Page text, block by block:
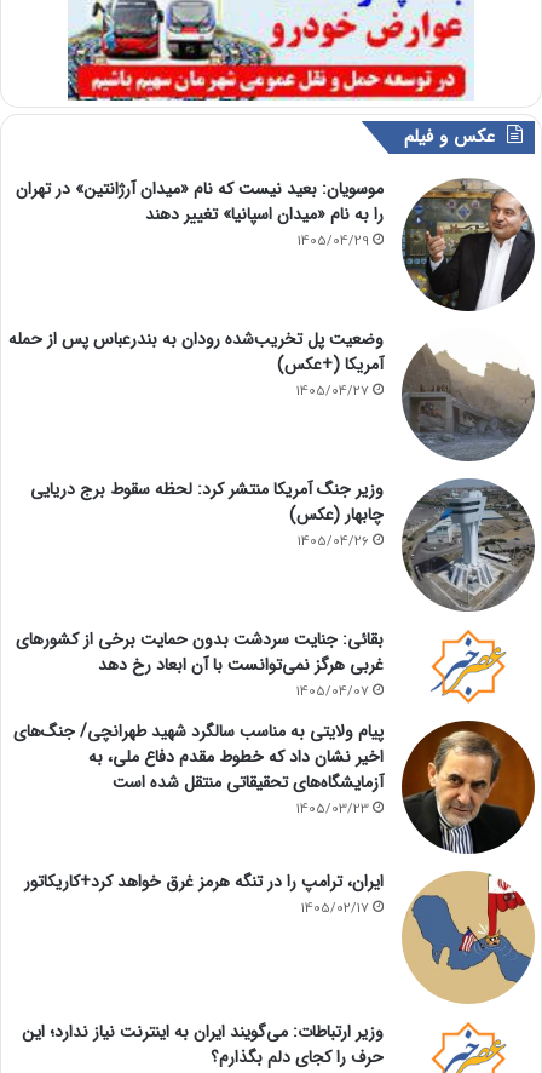
عکس و فیلم
موسویان: بعید نیست که نام «میدان آرژانتین» در تهران
را به نام «میدان اسپانیا» تغییر دهند
1405/04/29
وضعیت پل تخریب‌شده رودان به بندرعباس پس از حمله
آمریکا (+عکس)
1405/04/27
وزیر جنگ آمریکا منتشر کرد: لحظه سقوط برج دریایی
چابهار (عکس)
1405/04/26
بقائی: جنایت سردشت بدون حمایت برخی از کشورهای
غربی هرگز نمی‌توانست با آن ابعاد رخ دهد
1405/04/07
پیام ولایتی به مناسب سالگرد شهید طهرانچی/ جنگ‌های
اخیر نشان داد که خطوط مقدم دفاع ملی، به
آزمایشگاه‌های تحقیقاتی منتقل شده است
1405/03/23
ایران، ترامپ را در تنگه هرمز غرق خواهد کرد+کاریکاتور
1405/02/17
وزیر ارتباطات: می‌گویند ایران به اینترنت نیاز ندارد؛ این
حرف را کجای دلم بگذارم؟